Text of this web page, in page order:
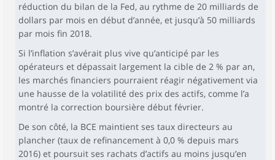
réduction du bilan de la Fed, au rythme de 20 milliards de
dollars par mois en début d’année, et jusqu’à 50 milliards
par mois fin 2018.
Si l’inflation s’avérait plus vive qu’anticipé par les
opérateurs et dépassait largement la cible de 2 % par an,
les marchés financiers pourraient réagir négativement via
une hausse de la volatilité des prix des actifs, comme l’a
montré la correction boursière début février.
De son côté, la BCE maintient ses taux directeurs au
plancher (taux de refinancement à 0,0 % depuis mars
2016) et poursuit ses rachats d’actifs au moins jusqu’en